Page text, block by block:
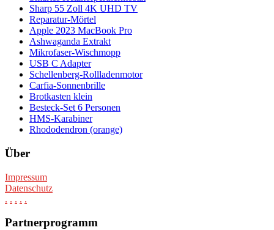
Sharp 55 Zoll 4K UHD TV
Reparatur-Mörtel
Apple 2023 MacBook Pro
Ashwaganda Extrakt
Mikrofaser-Wischmopp
USB C Adapter
Schellenberg-Rollladenmotor
Carfia-Sonnenbrille
Brotkasten klein
Besteck-Set 6 Personen
HMS-Karabiner
Rhododendron (orange)
Über
Impressum
Datenschutz
. . . . .
Partnerprogramm